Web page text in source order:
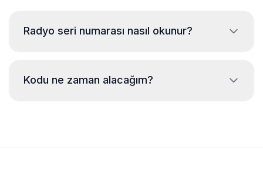
Radyo seri numarası nasıl okunur?
sökülmesi ve kasanın üzerindeki etiketten kodun
okunması gereklidir. Genellikle seri numarası barkodun
T0F312
Kodu ne zaman alacağım?